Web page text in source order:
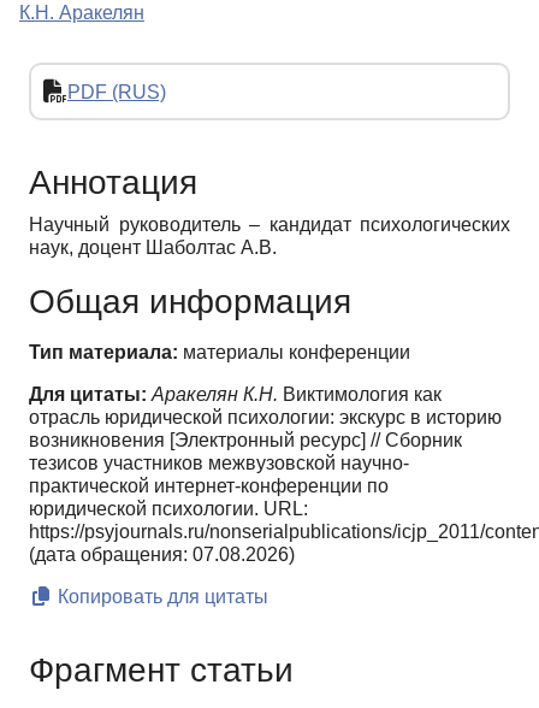
К.Н. Аракелян
PDF (RUS)
Аннотация
Научный руководитель – кандидат психологических
наук, доцент Шаболтас А.В.
Общая информация
Тип материала: материалы конференции
Для цитаты: Аракелян К.Н. Виктимология как
отрасль юридической психологии: экскурс в историю
возникновения [Электронный ресурс] // Сборник
тезисов участников межвузовской научно-
практической интернет-конференции по
юридической психологии. URL:
https://psyjournals.ru/nonserialpublications/icjp_2011/
(дата обращения: 07.08.2026)
Копировать для цитаты
Фрагмент статьи